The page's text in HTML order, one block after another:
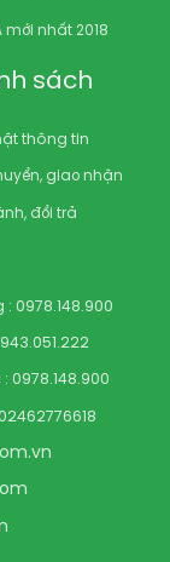
mới nhất 2018
sách
thông tin
giao nhận
đổi trả
0978.148.900
0978.148.900
.vn